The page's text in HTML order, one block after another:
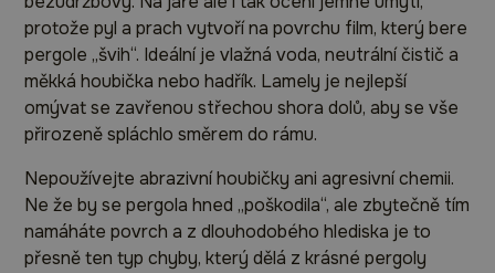
protože pyl a prach vytvoří na povrchu film, který bere
pergole „švih“. Ideální je vlažná voda, neutrální čistič a
měkká houbička nebo hadřík. Lamely je nejlepší
omývat se zavřenou střechou shora dolů, aby se vše
přirozeně spláchlo směrem do rámu.
Nepoužívejte abrazivní houbičky ani agresivní chemii.
Ne že by se pergola hned „poškodila“, ale zbytečně tím
namáháte povrch a z dlouhodobého hlediska je to
přesně ten typ chyby, který dělá z krásné pergoly